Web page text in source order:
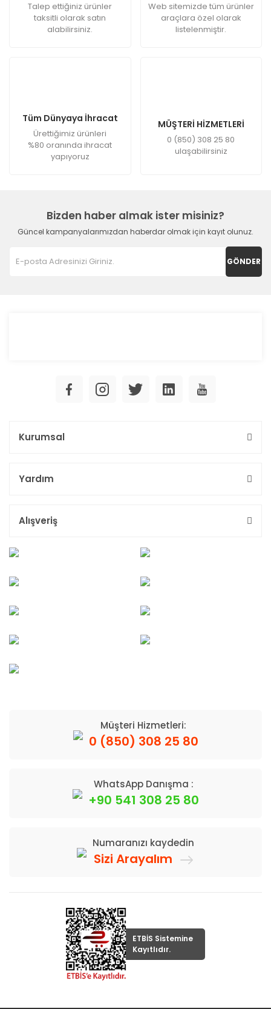
Talep ettiğiniz ürünler
taksitli olarak satın
alabilirsiniz.
Web sitemizde tüm ürünler
araçlara özel olarak
listelenmiştir.
Tüm Dünyaya İhracat
Ürettiğimiz ürünleri
%80 oranında ihracat
yapıyoruz
MÜŞTERİ HİZMETLERİ
0 (850) 308 25 80
ulaşabilirsiniz
Bizden haber almak ister misiniz?
Güncel kampanyalarımızdan haberdar olmak için kayıt olunuz.
GÖNDER
Kurumsal
Yardım
Alışveriş
Müşteri Hizmetleri:
0 (850) 308 25 80
WhatsApp Danışma :
+90 541 308 25 80
Numaranızı kaydedin
Sizi Arayalım
ETBİS Sistemine
Kayıtlıdır.